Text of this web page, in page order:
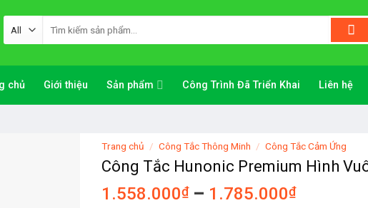
chủ Giới thiệu Sản phẩm Công Trình Đã Triển Khai Liên hệ
Trang chủ / Công Tắc Thông Minh / Công Tắc Cảm Ứng
Công Tắc Hunonic Premium Hình
1.558.000₫– 1.785.000₫